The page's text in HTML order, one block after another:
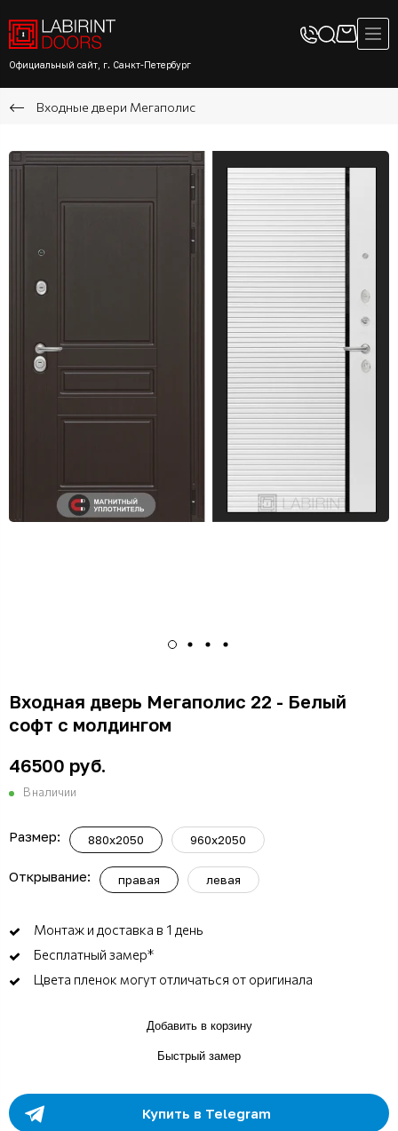
Официальный сайт, г. Санкт-Петербург
Входные двери Мегаполис
Входная дверь Мегаполис 22 - Белый
софт с молдингом
46500 руб.
В наличии
Размер: 880x2050 960x2050
Открывание: правая левая
Монтаж и доставка в 1 день
Бесплатный замер*
Цвета пленок могут отличаться от оригинала
Добавить в корзину
Быстрый замер
Купить в Telegram